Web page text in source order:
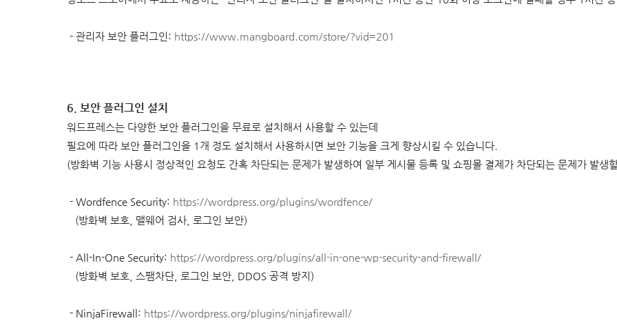
- 관리자 보안 플러그인 : https://www.mangboard.com/store/?vid=201
6. 보안 플러그인 설치
워드프레스는 다양한 보안 플러그인을 무료로 설치해서 사용할 수 있는데
필요에 따라 보안 플러그인을 1개 정도 설치해서 사용하시면 보안 기능을 크게 향상시킬 수 있습니다.
(방화벽 기능 사용시 정상적인 요청도 간혹 차단되는 문제가 발생하여 일부 게시물 등록 및 쇼핑몰 결제가 차단되는 문제가 발생
- Wordfence Security: https://wordpress.org/plugins/wordfence/
(방화벽 보호, 맬웨어 검사, 로그인 보안)
- All-In-One Security: https://wordpress.org/plugins/all-in-one-wp-security-and-firewall/
(방화벽 보호, 스팸차단, 로그인 보안, DDOS 공격 방지 )
- NinjaFirewall: https://wordpress.org/plugins/ninjafirewall/